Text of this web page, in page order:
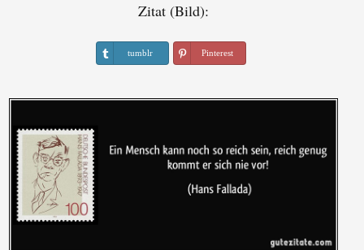
Zitat (Bild):
tumblr Pinterest